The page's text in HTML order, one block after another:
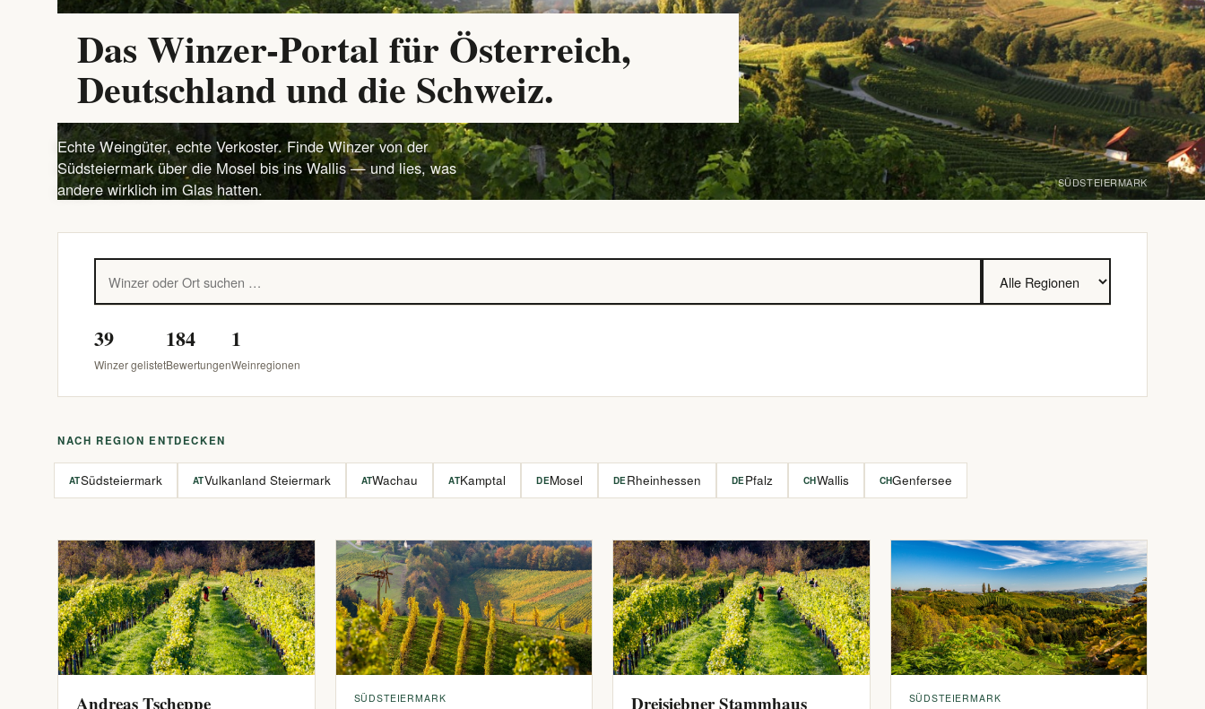
Das Winzer-Portal für Österreich,
Deutschland und die Schweiz.
Echte Weingüter, echte Verkoster. Finde Winzer von der
Südsteiermark über die Mosel bis ins Wallis — und lies, was
andere wirklich im Glas hatten.
SÜDSTEIERMARK
39
Winzer gelistet
184
Bewertungen
1
Weinregionen
NACH REGION ENTDECKEN
ATSüdsteiermark ATVulkanland Steiermark ATWachau ATKamptal DEMosel DE Rheinhessen DE Pfalz CHWallis CHGenfersee
Andreas Tscheppe SÜDSTEIERMARK Dreisiebner Stammhaus SÜDSTEIERMARK